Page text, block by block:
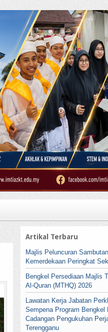
Artikal Terbaru
Majlis Peluncuran
Kemerdekaan Peringkat
Bengkel Persediaan Majlis
Al-Quran (MTHQ) 2026
Lawatan Kerja Jabatan
Sempena Program Bengkel
Cadangan Pengukuhan
Terengganu